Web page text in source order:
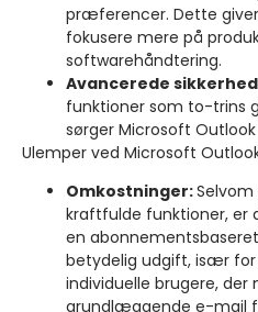
præferencer. Dette
fokusere mere på
softwarehåndtering.
Avancerede
funktioner som to-trins
sørger Microsoft
Ulemper ved Microsoft
Omkostninger:
kraftfulde funktioner, er
en
betydelig udgift, især for
individuelle brugere, der
grundlæggende e-mail